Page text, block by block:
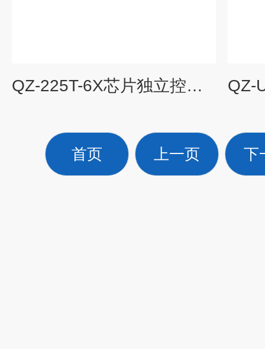
QZ-225T-6X芯片独立控制快速温变加速老化试验箱
首页 上一页 下